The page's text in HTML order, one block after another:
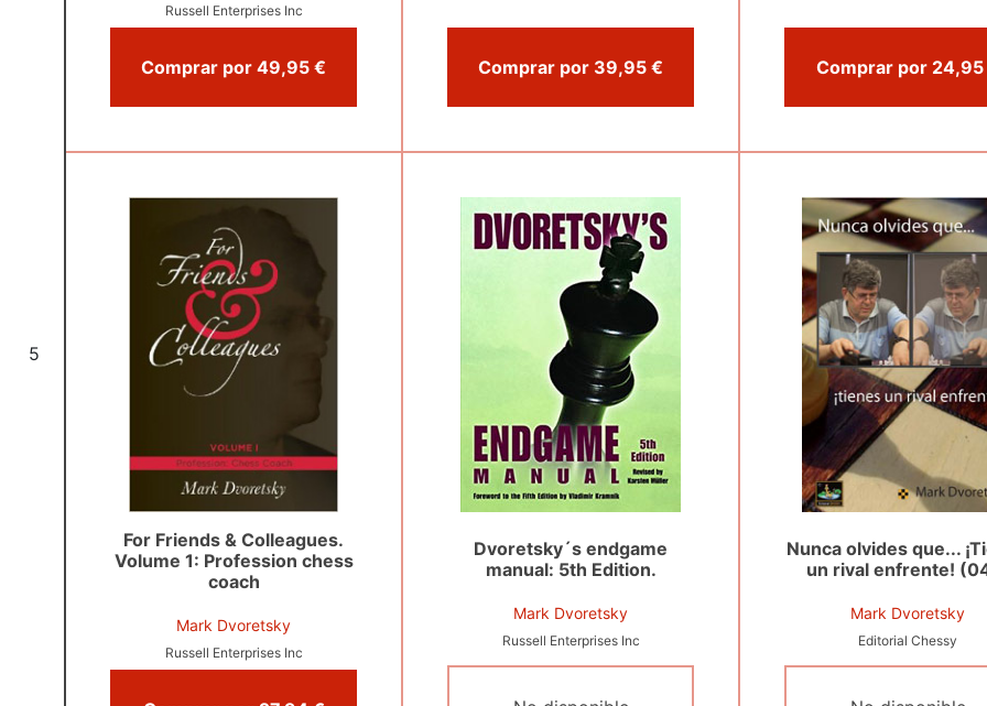
5
Russell Enterprises Inc
Comprar por 49,95 € Comprar por 39,95 €
For Friends & Colleagues.
Volume 1: Profession chess
coach
Mark Dvoretsky
Russell Enterprises Inc
Dvoretsky´s endgame
manual: 5th Edition.
Mark Dvoretsky
Russell Enterprises Inc
Nunca olvides que...
un rival enfrente!
Mark Dvoretsky
Editorial Chessy